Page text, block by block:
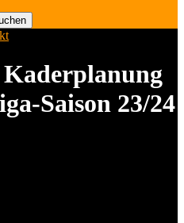
Saison 23/24